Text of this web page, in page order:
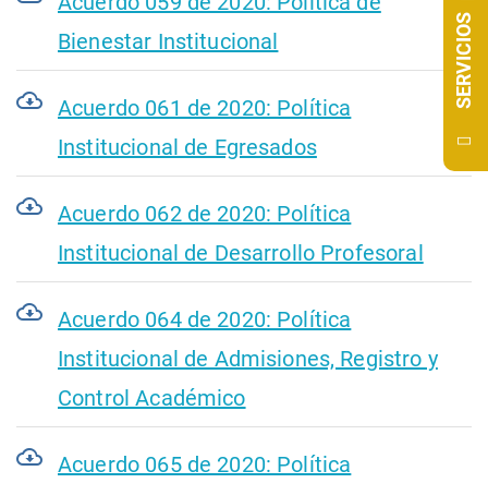
Bienestar Institucional
Acuerdo 061 de 2020: Política
Institucional de Egresados
Acuerdo 062 de 2020: Política
Institucional de Desarrollo Profesoral
Acuerdo 064 de 2020: Política
Institucional de Admisiones, Registro y
Control Académico
Acuerdo 065 de 2020: Política
SERVICIOS